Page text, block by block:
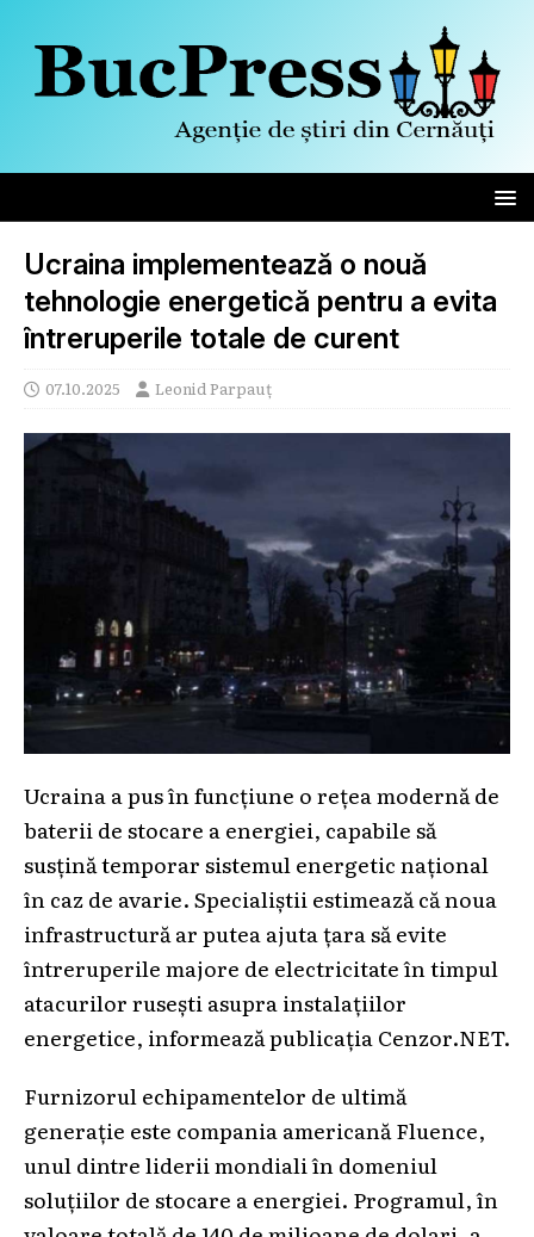
Ucraina implementează o nouă
tehnologie energetică pentru a evita
întreruperile totale de curent
07.10.2025 Leonid Parpauț
Ucraina a pus în funcțiune o rețea modernă de
baterii de stocare a energiei, capabile să
susțină temporar sistemul energetic național
în caz de avarie. Specialiștii estimează că noua
infrastructură ar putea ajuta țara să evite
întreruperile majore de electricitate în timpul
atacurilor rusești asupra instalațiilor
energetice, informează publicația Cenzor.NET.
Furnizorul echipamentelor de ultimă
generație este compania americană Fluence,
unul dintre liderii mondiali în domeniul
soluțiilor de stocare a energiei. Programul, în